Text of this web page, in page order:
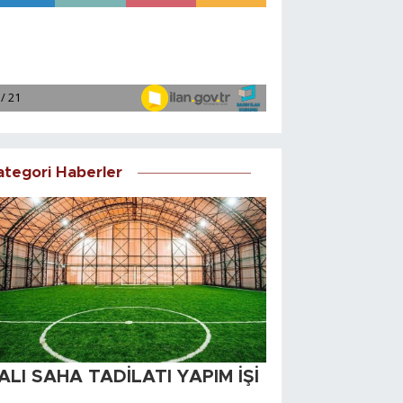
Haberler
SAHA TADİLATI YAPIM İŞİ